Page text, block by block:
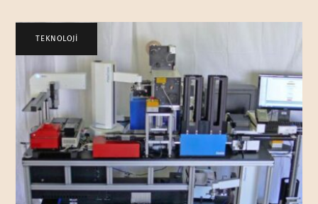
TEKNOLOJİ